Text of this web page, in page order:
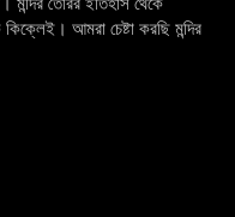
আমরা চেষ্টা করছি মন্দির